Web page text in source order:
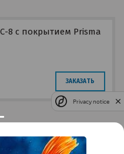
8 с покрытием Prisma
ЗАКАЗАТЬ
Privacy notice